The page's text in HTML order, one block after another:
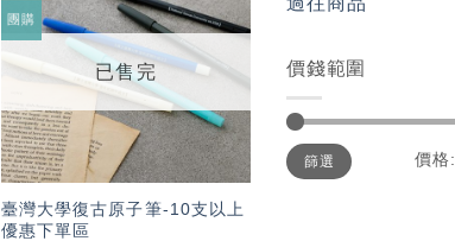
團購
「願
望輕
已售完
臺灣大學復古原子筆-10支以上
優惠下單區
價錢範圍
最
低
價
最
高
價
篩選 價格: